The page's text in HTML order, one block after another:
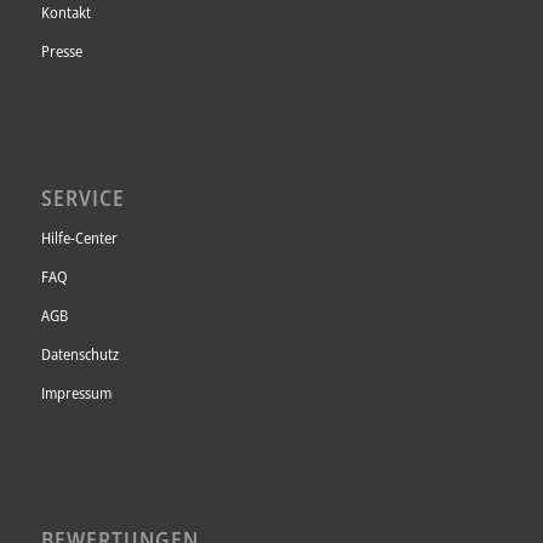
Kontakt
Presse
SERVICE
Hilfe-Center
FAQ
AGB
Datenschutz
Impressum